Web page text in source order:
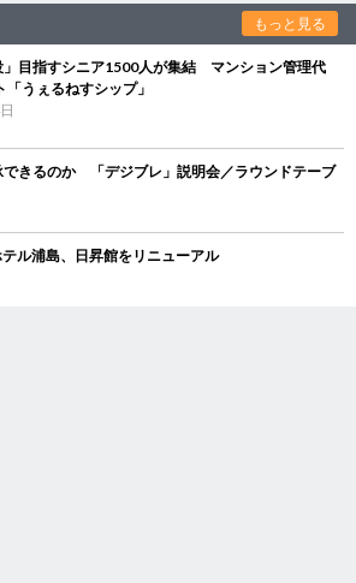
もっと見る
」目指すシニア1500人が集結 マンション管理代
「うぇるねすシップ」
きるのか 「デジブレ」説明会／ラウンドテーブ
ル浦島、日昇館をリニューアル